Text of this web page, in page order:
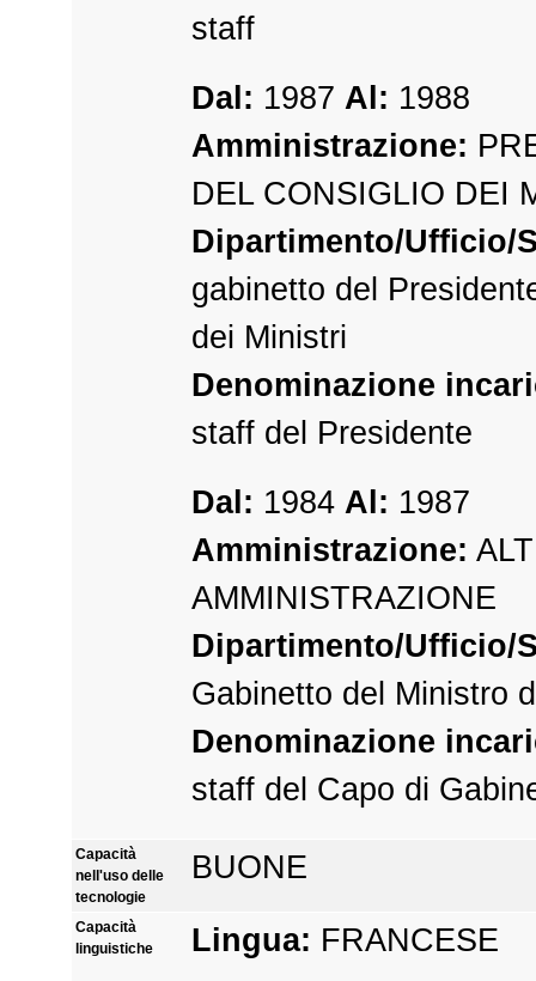
staff
Dal: 1987 Al: 1988
Amministrazione:
DEL CONSIGLIO DEI
Dipartimento/Ufficio/
gabinetto del
dei Ministri
Denominazione
staff del Presidente
Dal: 1984 Al: 1987
Amministrazione:
AMMINISTRAZIONE
Dipartimento/Ufficio/
Gabinetto del Ministro
Denominazione
staff del Capo di
Capacità
nell'uso delle
tecnologie
BUONE
Capacità
linguistiche
Lingua: FRANCESE